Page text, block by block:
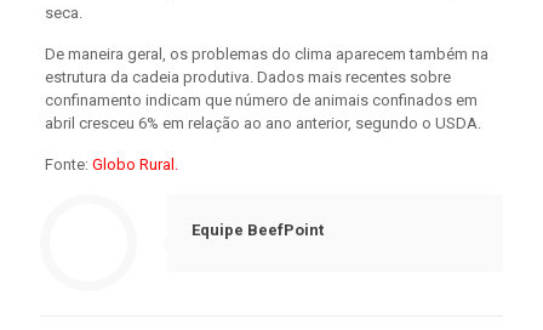
seca.
De maneira geral, os problemas do clima aparecem também na
estrutura da cadeia produtiva. Dados mais recentes sobre
confinamento indicam que número de animais confinados em
abril cresceu 6% em relação ao ano anterior, segundo o USDA.
Fonte: Globo Rural.
Equipe BeefPoint